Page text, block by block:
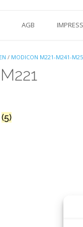
AGB
/ MODICON M221-M241-
(5)